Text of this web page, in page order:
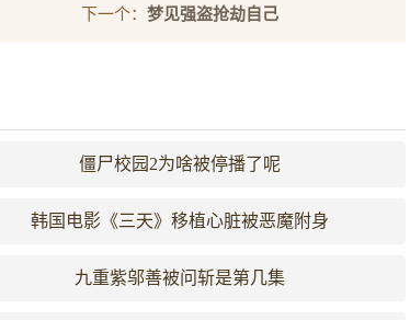
下一个：梦见强盗抢劫自己
僵尸校园2为啥被停播了呢
韩国电影《三天》移植心脏被恶魔附身
九重紫邬善被问斩是第几集